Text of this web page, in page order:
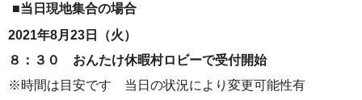
■当日現地集合の場合
2021年8月23日（火）
８：３０ おんたけ休暇村ロビーで受付開始
※時間は目安です 当日の状況により変更可能性有